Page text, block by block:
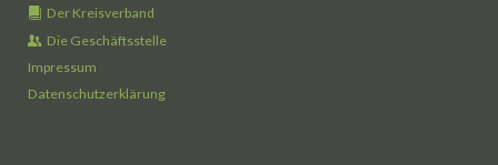
Der Kreisverband
Die Geschäftsstelle
Impressum
Datenschutzerklärung